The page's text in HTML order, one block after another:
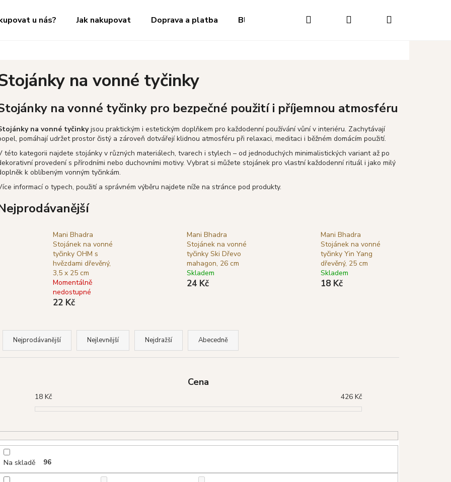
u nás? Jak nakupovat Doprava a platba Blog Hodnocení obchodu Napište nám
Hledat PřihlášeníNákupní
na vonné tyčinky
na vonné tyčinky pro bezpečné použití i příjemnou atmosféru
na vonné tyčinkyjsou praktickým i estetickým doplňkem pro každodenní používání vůní v interiéru. Zachytávají
pomáhají udržet prostor čistý a zároveň dotvářejí klidnou atmosféru při relaxaci, meditaci i běžném domácím použití.
této kategorii najdete stojánky v různých materiálech, tvarech i stylech – od jednoduchých minimalistických variant až po
provedení s přírodními nebo duchovními motivy. Vybrat si můžete stojánek pro vlastní každodenní rituál i jako milý
k oblíbeným vonným tyčinkám.
informací o typech, použití a správném výběru najdete níže na stránce pod produkty.
Mani Bhadra
Stojánek na vonné
tyčinky OHM s
hvězdami dřevěný,
3,5 x 25 cm
Momentálně
nedostupné
22 Kč
Mani Bhadra
Stojánek na vonné
tyčinky Ski Dřevo
mahagon, 26 cm
Skladem
24 Kč
Mani Bhadra
Stojánek na vonné
tyčinky Yin Yang
dřevěný, 25 cm
Skladem
18 Kč
Nejprodávanější Nejlevnější Nejdražší Abecedně
Cena
18 Kč 426 Kč
Na skladě 96
Doporučujeme
16 G
39 Kč
WHITE SAGE (BÍLÁ ŠALVĚJ), 15 G
Původně:39 Kč